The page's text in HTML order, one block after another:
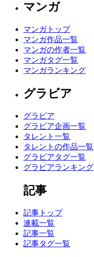
マンガ
マンガトップ
マンガ作品一覧
マンガの作者一覧
マンガタグ一覧
マンガランキング
グラビア
グラビア
グラビア企画一覧
タレント一覧
タレントの作品一覧
グラビアタグ一覧
グラビアランキング
記事
記事トップ
連載一覧
記事一覧
記事タグ一覧